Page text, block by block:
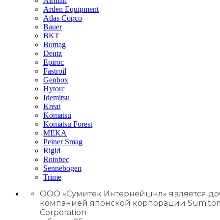
Arden Equipment
Atlas Сopco
Bauer
BKT
Bomag
Deutz
Epiroc
Fastroil
Genbox
Hytorc
Idemitsu
Kreat
Komatsu
Komatsu Forest
MEKA
Peiner Smag
Rigid
Rotobec
Sennebogen
Trime
ООО «Сумитек Интернейшнл» является
компанией японской корпорации
Corporation